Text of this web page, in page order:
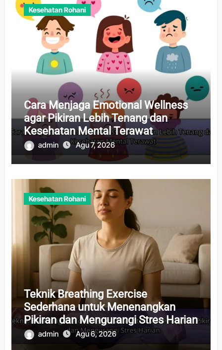
Kesehatan Rohani
Cara Menjaga Emotional Wellness
agar Pikiran Lebih Tenang dan
Kesehatan Mental Terawat
admin Agu 7, 2026
Kesehatan Rohani
Teknik Breathing Exercise
Sederhana untuk Menenangkan
Pikiran dan Mengurangi Stres Harian
admin Agu 6, 2026